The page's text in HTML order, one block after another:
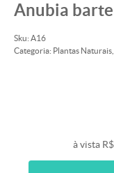
Anubia
Sku: A16
Categoria: Plantas Naturais
à vista